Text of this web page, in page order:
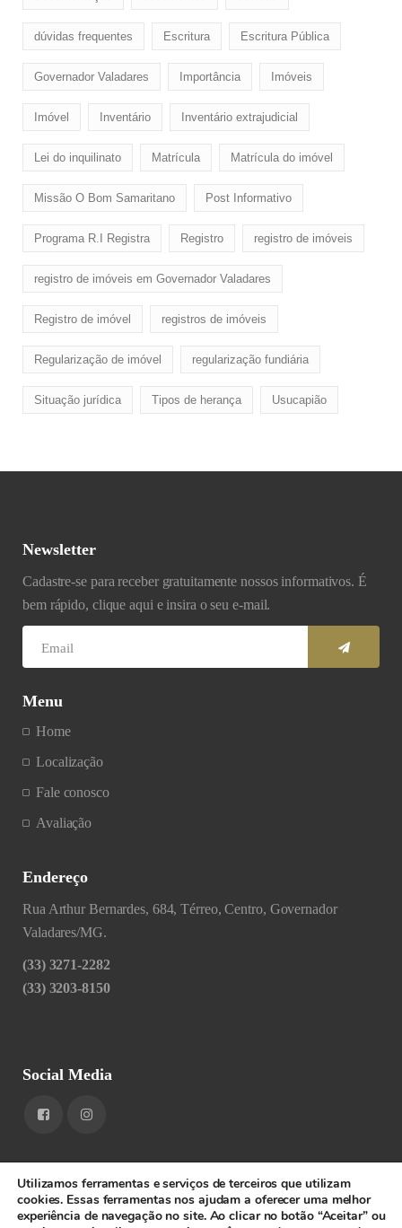
dúvidas frequentes Escritura Escritura Pública
Governador Valadares Importância Imóveis
Imóvel Inventário Inventário extrajudicial
Lei do inquilinato Matrícula Matrícula do imóvel
Missão O Bom Samaritano Post Informativo
Programa R.I Registra Registro registro de imóveis
registro de imóveis em Governador Valadares
Registro de imóvel registros de imóveis
Regularização de imóvel regularização fundiária
Situação jurídica Tipos de herança Usucapião
Newsletter
Cadastre-se para receber gratuitamente nossos informativos. É
bem rápido, clique aqui e insira o seu e-mail.
Menu
Home
Localização
Fale conosco
Avaliação
Endereço
Rua Arthur Bernardes, 684, Térreo, Centro, Governador
Valadares/MG.
(33) 3271-2282
(33) 3203-8150
Social Media
Utilizamos ferramentas e serviços de terceiros que utilizam
cookies. Essas ferramentas nos ajudam a oferecer uma melhor
experiência de navegação no site. Ao clicar no botão “Aceitar” ou